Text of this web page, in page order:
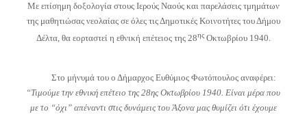
Με επίσημη δοξολογία στους Ιερούς Ναούς και παρελάσεις τμημάτων
της μαθητιώσας νεολαίας σε όλες τις Δημοτικές Κοινοτήτες του Δήμου
Δέλτα, θα εορταστεί η εθνική επέτειος της 28ηςΟκτωβρίου 1940.
Στο μήνυμά του ο Δήμαρχος Ευθύμιος Φωτόπουλος αναφέρει:
“Τιμούμε την εθνική επέτειο της 28ης Οκτωβρίου 1940. Είναι μέρα που
με το “όχι” απέναντι στις δυνάμεις του Άξονα μας θυμίζει ότι έχουμε